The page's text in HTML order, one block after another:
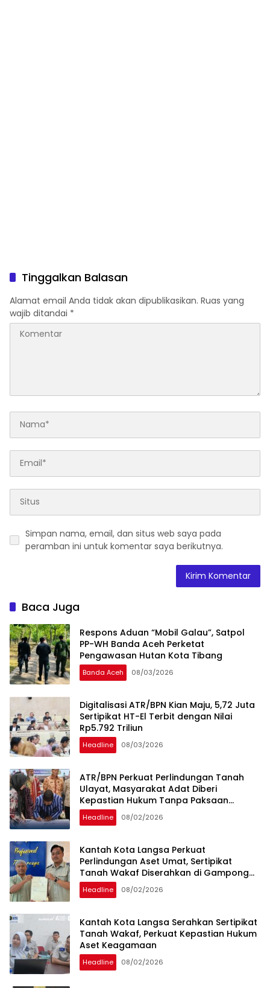
Tinggalkan Balasan
Alamat email Anda tidak akan dipublikasikan. Ruas yang
wajib ditandai *
Simpan nama, email, dan situs web saya pada
peramban ini untuk komentar saya berikutnya.
Baca Juga
Respons Aduan “Mobil Galau”, Satpol
PP-WH Banda Aceh Perketat
Pengawasan Hutan Kota Tibang
Banda Aceh 08/03/2026
Digitalisasi ATR/BPN Kian Maju, 5,72 Juta
Sertipikat HT-El Terbit dengan Nilai
Rp5.792 Triliun
Headline 08/03/2026
ATR/BPN Perkuat Perlindungan Tanah
Ulayat, Masyarakat Adat Diberi
Kepastian Hukum Tanpa Paksaan
Sertipikasi
Headline 08/02/2026
Kantah Kota Langsa Perkuat
Perlindungan Aset Umat, Sertipikat
Tanah Wakaf Diserahkan di Gampong
Karang Anyar
Headline 08/02/2026
Kantah Kota Langsa Serahkan Sertipikat
Tanah Wakaf, Perkuat Kepastian Hukum
Aset Keagamaan
Headline 08/02/2026